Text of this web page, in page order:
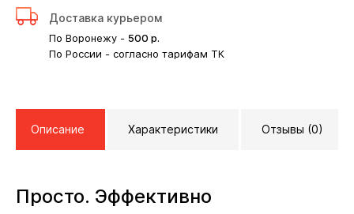
Доставка курьером
По Воронежу - 500 р.
По России - согласно тарифам ТК
Описание Характеристики Отзывы (0)
Просто. Эффективно